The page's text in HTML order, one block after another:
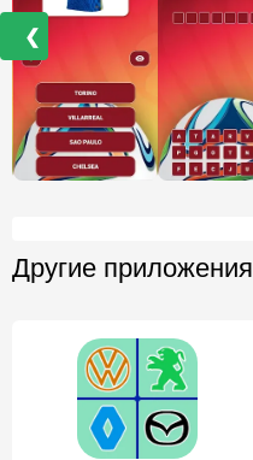
❮
Другие приложения